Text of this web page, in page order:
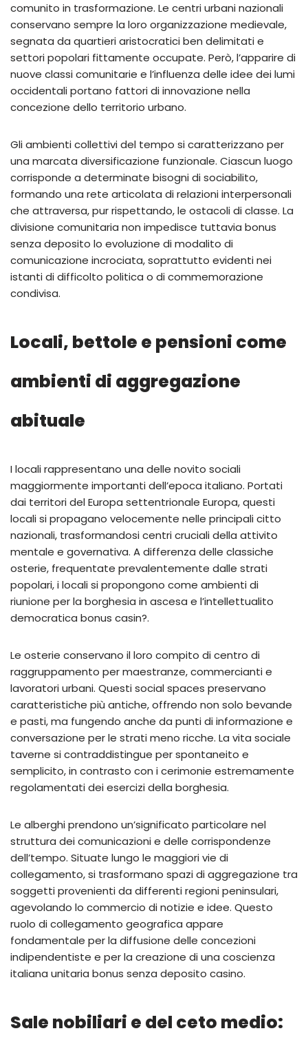
comunito in trasformazione. Le centri urbani nazionali
conservano sempre la loro organizzazione medievale,
segnata da quartieri aristocratici ben delimitati e
settori popolari fittamente occupate. Però, l’apparire di
nuove classi comunitarie e l’influenza delle idee dei lumi
occidentali portano fattori di innovazione nella
concezione dello territorio urbano.
Gli ambienti collettivi del tempo si caratterizzano per
una marcata diversificazione funzionale. Ciascun luogo
corrisponde a determinate bisogni di sociabilito,
formando una rete articolata di relazioni interpersonali
che attraversa, pur rispettando, le ostacoli di classe. La
divisione comunitaria non impedisce tuttavia bonus
senza deposito lo evoluzione di modalito di
comunicazione incrociata, soprattutto evidenti nei
istanti di difficolto politica o di commemorazione
condivisa.
Locali, bettole e pensioni come
ambienti di aggregazione
abituale
I locali rappresentano una delle novito sociali
maggiormente importanti dell’epoca italiano. Portati
dai territori del Europa settentrionale Europa, questi
locali si propagano velocemente nelle principali citto
nazionali, trasformandosi centri cruciali della attivito
mentale e governativa. A differenza delle classiche
osterie, frequentate prevalentemente dalle strati
popolari, i locali si propongono come ambienti di
riunione per la borghesia in ascesa e l’intellettualito
democratica bonus casin?.
Le osterie conservano il loro compito di centro di
raggruppamento per maestranze, commercianti e
lavoratori urbani. Questi social spaces preservano
caratteristiche più antiche, offrendo non solo bevande
e pasti, ma fungendo anche da punti di informazione e
conversazione per le strati meno ricche. La vita sociale
taverne si contraddistingue per spontaneito e
semplicito, in contrasto con i cerimonie estremamente
regolamentati dei esercizi della borghesia.
Le alberghi prendono un’significato particolare nel
struttura dei comunicazioni e delle corrispondenze
dell’tempo. Situate lungo le maggiori vie di
collegamento, si trasformano spazi di aggregazione tra
soggetti provenienti da differenti regioni peninsulari,
agevolando lo commercio di notizie e idee. Questo
ruolo di collegamento geografica appare
fondamentale per la diffusione delle concezioni
indipendentiste e per la creazione di una coscienza
italiana unitaria bonus senza deposito casino.
Sale nobiliari e del ceto medio: